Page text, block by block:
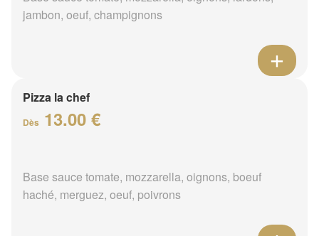
jambon, oeuf, champignons
Pizza la chef
Dès 13.00 €
Base sauce tomate, mozzarella, oignons, boeuf
haché, merguez, oeuf, poivrons